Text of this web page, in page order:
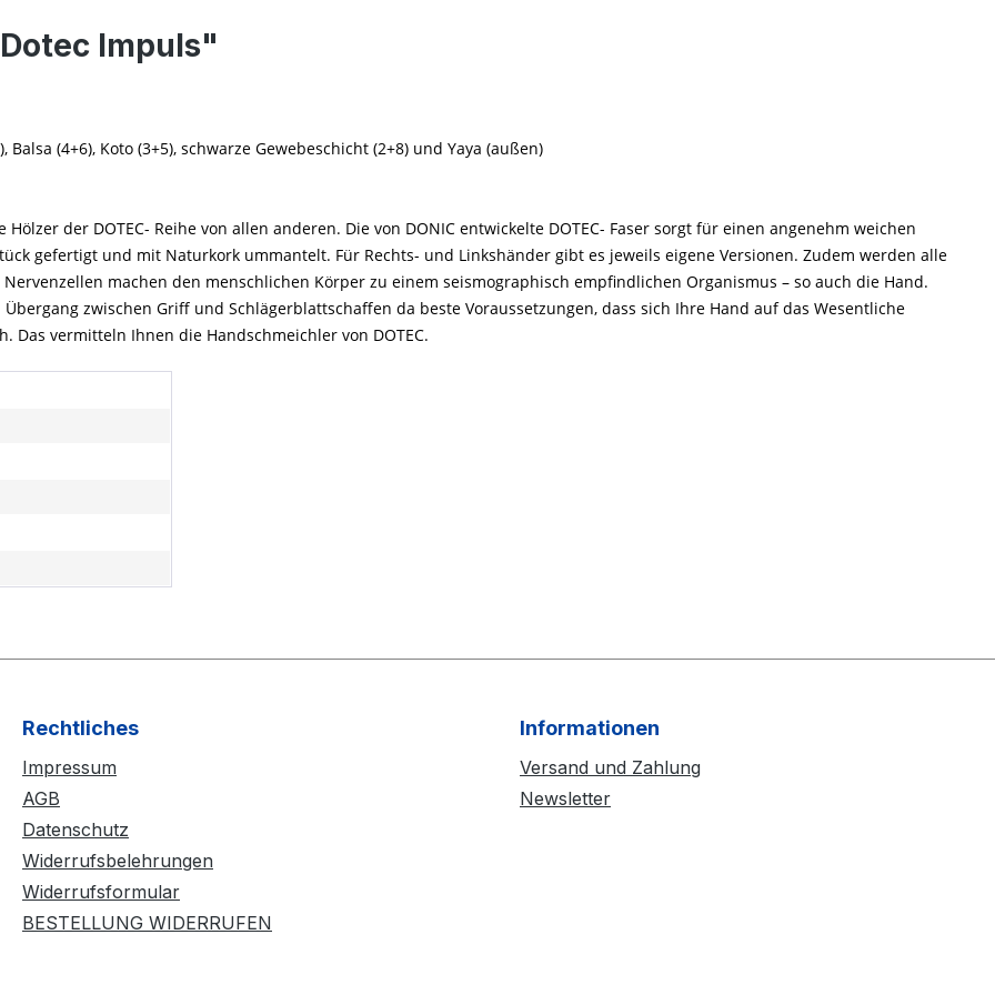
Impuls"
(4+6), Koto (3+5), schwarze Gewebeschicht (2+8) und Yaya (außen)
der DOTEC- Reihe von allen anderen. Die von DONIC entwickelte DOTEC- Faser sorgt für einen angenehm weichen
gefertigt und mit Naturkork ummantelt. Für Rechts- und Linkshänder gibt es jeweils eigene Versionen. Zudem werden alle
machen den menschlichen Körper zu einem seismographisch empfindlichen Organismus – so auch die Hand.
zwischen Griff und Schlägerblattschaffen da beste Voraussetzungen, dass sich Ihre Hand auf das Wesentliche
vermitteln Ihnen die Handschmeichler von DOTEC.
Rechtliches
Impressum
AGB
Datenschutz
Widerrufsbelehrungen
Widerrufsformular
BESTELLUNG WIDERRUFEN
Informationen
Versand und Zahlung
Newsletter